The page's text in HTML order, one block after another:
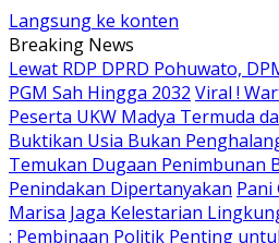
Langsung ke konten
Breaking News
Lewat RDP DPRD Pohuwato,
PGM Sah Hingga 2032 Viral !
Peserta UKW Madya Termuda
Buktikan Usia Bukan
Temukan Dugaan Penimbunan
Penindakan Dipertanyakan Pani
Marisa Jaga Kelestarian
: Pembinaan Politik Penting